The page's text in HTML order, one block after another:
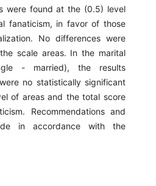
were found at the (0.5) level
fanaticism, in favor of those
No differences were
scale areas. In the marital
- married), the results
no statistically significant
of areas and the total score
Recommendations and
in accordance with the